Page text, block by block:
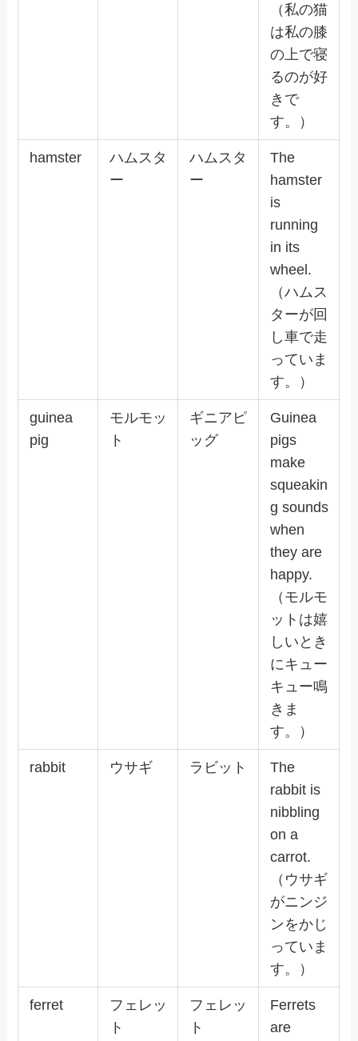
（私の猫
は私の膝
の上で寝
るのが好
きで
す。）
hamster
ハムスタ
ー
ハムスタ
ー
The
hamster
is
running
in its
wheel.
（ハムス
ターが回
し車で走
っていま
す。）
guinea
pig
モルモッ
ト
ギニアピ
ッグ
Guinea
pigs
make
squeakin
g sounds
when
they are
happy.
（モルモ
ットは嬉
しいとき
にキュー
キュー鳴
きま
す。）
rabbit ウサギ ラビット
The
rabbit is
nibbling
on a
carrot.
（ウサギ
がニンジ
ンをかじ
っていま
す。）
ferret
フェレッ
ト
フェレッ
ト
Ferrets
are